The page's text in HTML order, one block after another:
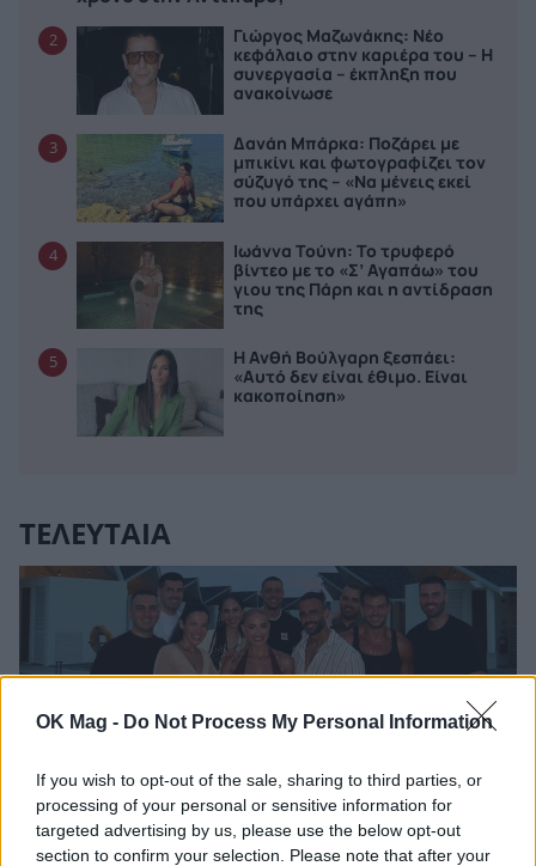
OK Mag - Do Not Process My Personal Information
If you wish to opt-out of the sale, sharing to third parties, or
processing of your personal or sensitive information for
targeted advertising by us, please use the below opt-out
section to confirm your selection. Please note that after your
2
Γιώργος Μαζωνάκης: Νέο
κεφάλαιο στην καριέρα του – Η
συνεργασία – έκπληξη που
ανακοίνωσε
3
Δανάη Μπάρκα: Ποζάρει με
μπικίνι και φωτογραφίζει τον
σύζυγό της – «Να μένεις εκεί
που υπάρχει αγάπη»
4
Ιωάννα Τούνη: Το τρυφερό
βίντεο με το «Σ’ Αγαπάω» του
γιου της Πάρη και η αντίδραση
της
5
Η Ανθή Βούλγαρη ξεσπάει:
«Αυτό δεν είναι έθιμο. Είναι
κακοποίηση»
ΤΕΛΕΥΤΑΙΑ